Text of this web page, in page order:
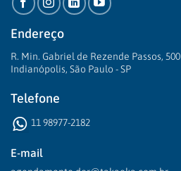
Endereço
R. Min. Gabriel de Rezende Passos, 500
Indianópolis, São Paulo - SP
Telefone
11 98977-2182
E-mail